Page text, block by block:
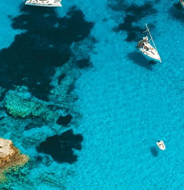
סקיפר וצוות
מיוחדים